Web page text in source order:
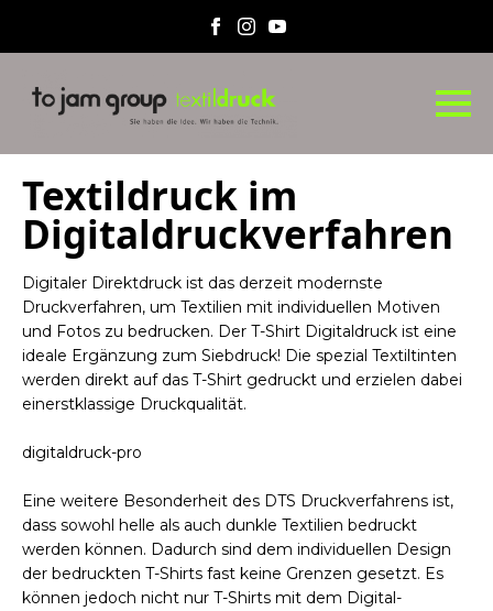
Textildruck im
Digitaldruckverfahren
Digitaler Direktdruck ist das derzeit modernste
Druckverfahren, um Textilien mit individuellen Motiven
und Fotos zu bedrucken. Der T-Shirt Digitaldruck ist eine
ideale Ergänzung zum Siebdruck! Die spezial Textiltinten
werden direkt auf das T-Shirt gedruckt und erzielen dabei
einerstklassige Druckqualität.
digitaldruck-pro
Eine weitere Besonderheit des DTS Druckverfahrens ist,
dass sowohl helle als auch dunkle Textilien bedruckt
werden können. Dadurch sind dem individuellen Design
der bedruckten T-Shirts fast keine Grenzen gesetzt. Es
können jedoch nicht nur T-Shirts mit dem Digital-